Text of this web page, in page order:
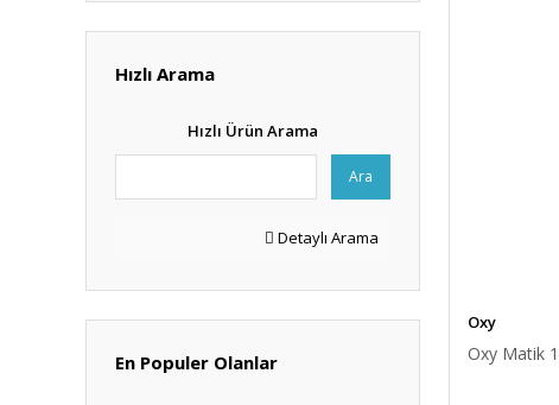
Hızlı Arama
Hızlı Ürün Arama
Ara
Detaylı Arama
En Populer Olanlar
Oxy
Oxy Matik